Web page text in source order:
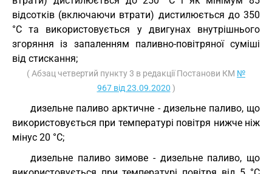
відсотків (включаючи втрати) дистилюється до 350
°С та використовується у двигунах внутрішнього
згоряння із запаленням паливно-повітряної суміші
від стискання;
( Абзац четвертий пункту 3 в редакції Постанови КМ №
967 від 23.09.2020 )
дизельне паливо арктичне - дизельне паливо, що
використовується при температурі повітря нижче ніж
мінус 20 °С;
дизельне паливо зимове - дизельне паливо, що